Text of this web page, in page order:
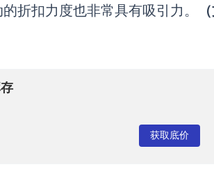
折扣力度也非常具有吸引力。
（
获取底价